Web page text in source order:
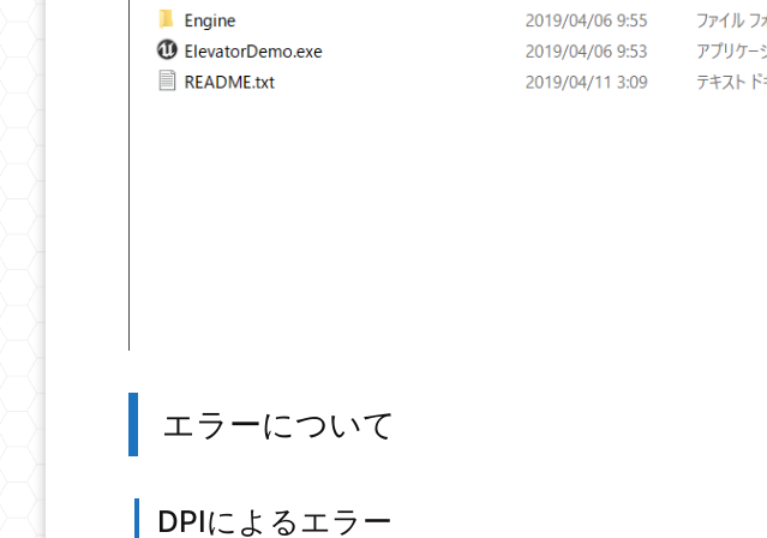
エラーについて
DPIによるエラー